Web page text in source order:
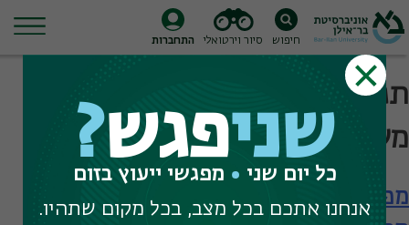
Skip
to
content
חיפוש סיור וירטואלי התחברות
תגית חיפוש:
משפטנים
מפגש עם הפקולטה למשפטים – תארים
שניפגש?
כל יום שני מפגשי ייעוץ בזום
אנחנו אתכם בכל מצב, בכל מקום שתהיו.